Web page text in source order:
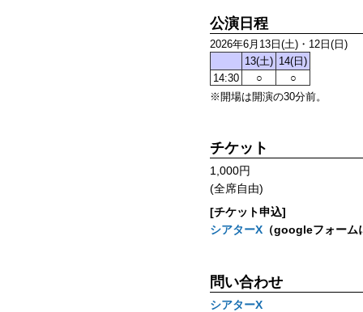
公演日程
2026年6月13日(土)・12日(日)
13(土) 14(日)
14:30
○
○
※開場は開演の30分前。
チケット
1,000円
(全席自由)
[チケット申込]
シアターΧ （googleフォーム
問い合わせ
シアターΧ